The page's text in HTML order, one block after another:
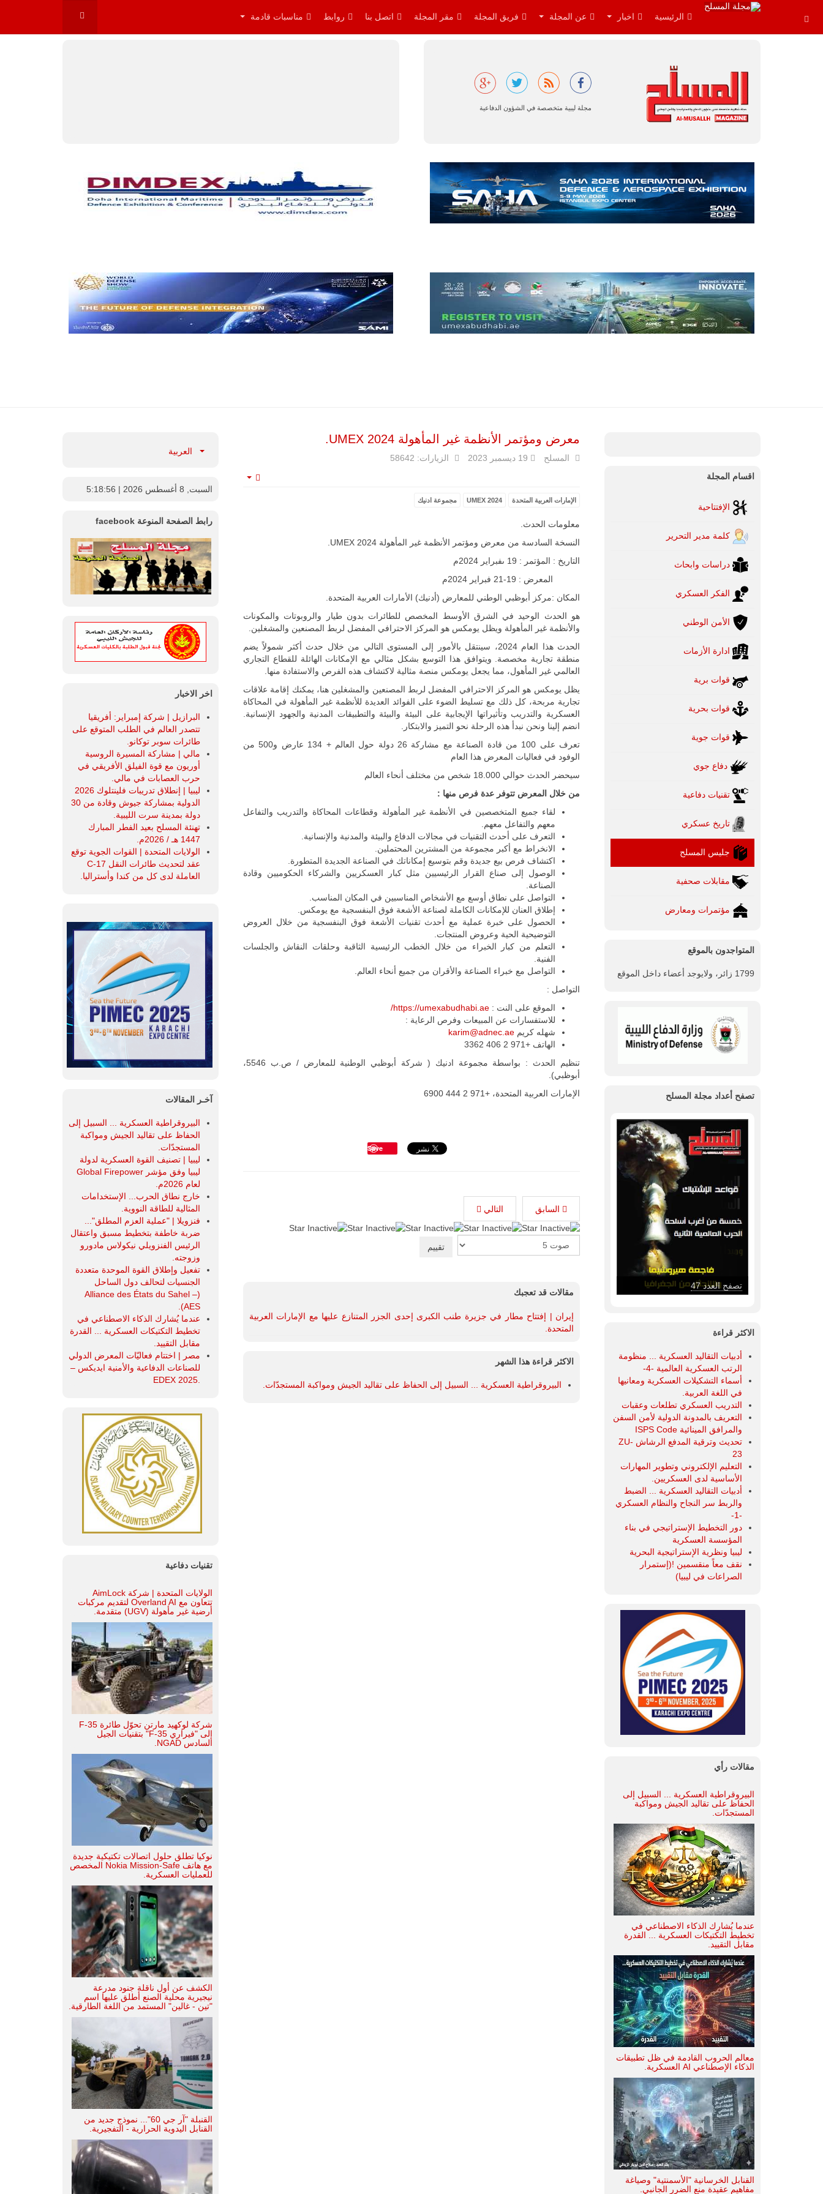
الرئيسية اخبار عن المجلة فريق المجلة مقر المجلة اتصل بنا روابط مناسبات قادمة
مجلة ليبية متخصصة في الشؤون الدفاعية
التحليق…
ليبيا | إنطلاق
تدريبات
فلينتلوك
2026 الدولية
في خطوة
تُوصف بأنها
اختبار عملي
جديد لإمكانية
تقريب
المسافات بين
منقسمة منذ…
معرض ومؤتمر الأنظمة غير المأهولة UMEX 2024.
المسلح 19 ديسمبر 2023 الزيارات: 58642
الإمارات العربية المتحدة UMEX 2024 مجموعة ادنيك
معلومات الحدث.
النسخة السادسة من معرض ومؤتمر الأنظمة غير المأهولة UMEX 2024.
التاريخ : المؤتمر : 19 ىفبراير 2024م
المعرض : 19-21 فبراير 2024م
المكان :مركز أبوظبي الوطني للمعارض (أدنيك) الأمارات العربية المتحدة.
هو الحدث الوحيد في الشرق الأوسط المخصص للطائرات بدون طيار والروبوتات والمكونات
والأنظمة غير المأهولة ويظل يومكس هو المركز الاحترافي المفضل لربط المصنعين والمشغلين.
الحدث هذا العام 2024، سينتقل بالأمور إلى المستوى التالي من خلال حدث أكثر شمولاً يضم
منطقة تجارية مخصصة. ويتوافق هذا التوسع بشكل مثالي مع الإمكانات الهائلة للقطاع التجاري
العالمي غير المأهول، مما يجعل يومكس منصة مثالية لاكتشاف هذه الفرص والاستفادة منها.
يظل يومكس هو المركز الاحترافي المفضل لربط المصنعين والمشغلين هنا، يمكنك إقامة علاقات
تجارية مربحة، كل ذلك مع تسليط الضوء على الفوائد العديدة للأنظمة غير المأهولة في المحاكاة
العسكرية والتدريب وتأثيراتها الإيجابية على البيئة والبيئة والتطبيقات المدنية والجهود الإنسانية.
انضم إلينا ونحن نبدأ هذه الرحلة نحو التميز والابتكار.
تعرف على 100 من قادة الصناعة مع مشاركة 26 دولة حول العالم + 134 عارض و500 من
الوفود في فعاليات المعرض هذا العام
سيحضر الحدث حوالي 18.000 شخص من مختلف أنحاء العالم
من خلال المعرض تتوفر عدة فرص منها :
لقاء جميع المتخصصين في الأنظمة غير المأهولة وقطاعات المحاكاة والتدريب والتفاعل
معهم والتفاعل معهم.
التعرف على أحدث التقنيات في مجالات الدفاع والبيئة والمدنية والإنسانية.
الانخراط مع أكبر مجموعة من المشترين المحتملين.
اكتشاف فرص بيع جديدة وقم بتوسيع إمكاناتك في الصناعة الجديدة المتطورة.
الوصول إلى صناع القرار الرئيسيين مثل كبار العسكريين والشركاء الحكوميين وقادة
الصناعة.
التواصل على نطاق أوسع مع الأشخاص المناسبين في المكان المناسب.
إطلاق العنان للإمكانات الكاملة لصناعة الأشعة فوق البنفسجية مع يومكس.
الحصول على خبرة عملية مع أحدث تقنيات الأشعة فوق البنفسجية من خلال العروض
التوضيحية الحية وعروض المنتجات.
التعلم من كبار الخبراء من خلال الخطب الرئيسية الثاقبة وحلقات النقاش والجلسات
الفنية.
التواصل مع خبراء الصناعة والأقران من جميع أنحاء العالم.
التواصل :
الموقع على النت : https://umexabudhabi.ae/
للاستفسارات عن المبيعات وفرص الرعاية :
شهله كريم karim@adnec.ae
الهاتف +971 2 406 3362
تنظيم الحدث : بواسطة مجموعة ادنيك ( شركة أبوظبي الوطنية للمعارض / ص.ب 5546،
أبوظبي).
الإمارات العربية المتحدة، +971 2 444 6900
Save
السابق التالي
Rate
مقالات قد تعجبك
إيران | إفتتاح مطار في جزيرة طنب الكبرى إحدى الجزر المتنازع عليها مع الإمارات العربية
المتحدة.
الاكثر قراءة هذا الشهر
البيروقراطية العسكرية ... السبيل إلى الحفاظ على تقاليد الجيش ومواكبة المستجدّات.
اقسام المجلة
الإفتتاحية
كلمة مدير التحرير
دراسات وابحاث
الفكر العسكري
الأمن الوطني
ادارة الأزمات
قوات برية
قوات بحرية
قوات جوية
دفاع جوي
تقنيات دفاعية
تاريخ عسكري
جليس المسلح
مقابلات صحفية
مؤتمرات ومعارض
المتواجدون بالموقع
1799 زائر، ولايوجد أعضاء داخل الموقع
تصفح أعداد مجلة المسلح
تصفح العدد 47
الاكثر قراءة
أدبيات التقاليد العسكرية ... منظومة
الرتب العسكرية العالمية -4-
أسماء التشكيلات العسكرية ومعانيها
في اللغة العربية.
التدريب العسكري تطلعات وعقبات
التعريف بالمدونة الدولية لأمن السفن
والمرافق المينائية ISPS Code
تحديث وترقية المدفع الرشاش ZU-
23
التعليم الإلكتروني وتطوير المهارات
الأساسية لدى العسكريين.
أدبيات التقاليد العسكرية ... الضبط
والربط سر النجاح والنظام العسكري
-1-
دور التخطيط الإستراتيجي في بناء
المؤسسة العسكرية
ليبيا ونظرية الإستراتيجية البحرية
نقف معاً منقسمين !(إستمرار
الصراعات في ليبيا)
مقالات رأي
البيروقراطية العسكرية ... السبيل إلى
الحفاظ على تقاليد الجيش ومواكبة
المستجدّات.
عندما يُشارك الذكاء الاصطناعي في
تخطيط التكتيكات العسكرية ... القدرة
مقابل التقييد.
معالم الحروب القادمة في ظل تطبيقات
الذكاء الإصطناعي AI العسكرية.
القنابل الخرسانية "الأسمنتية" وصياغة
مفاهيم عقيدة منع الضرر الجانبي.
العربية
السبت, 8 أغسطس 2026 | 5:18:57
رابط الصفحة المنوعة facebook
اخر الاخبار
البرازيل | شركة إمبراير: أفريقيا
تتصدر العالم في الطلب المتوقع على
طائرات سوبر توكانو.
مالي | مشاركة المسيرة الروسية
أوريون مع قوة الفيلق الأفريقي في
حرب العصابات في مالي.
ليبيا | إنطلاق تدريبات فلينتلوك 2026
الدولية بمشاركة جيوش وقادة من 30
دولة بمدينة سرت الليبية.
تهنئة المسلح بعيد الفطر المبارك
1447 هـ / 2026م.
الولايات المتحدة | القوات الجوية توقع
عقد لتحديث طائرات النقل C-17
العاملة لدى كل من كندا وأستراليا.
آخـر المقالات
البيروقراطية العسكرية ... السبيل إلى
الحفاظ على تقاليد الجيش ومواكبة
المستجدّات.
ليبيا | تصنيف القوة العسكرية لدولة
ليبيا وفق مؤشر Global Firepower
لعام 2026م.
خارج نطاق الحرب... الإستخدامات
المثالية للطاقة النووية.
فنزويلا | "عملية العزم المطلق"...
ضربة خاطفة بتخطيط مسبق واعتقال
الرئيس الفنزويلي نيكولاس مادورو
وزوجته.
تفعيل وإطلاق القوة الموحدة متعددة
الجنسيات لتحالف دول الساحل
(Alliance des États du Sahel –
AES).
عندما يُشارك الذكاء الاصطناعي في
تخطيط التكتيكات العسكرية ... القدرة
مقابل التقييد.
مصر | اختتام فعاليّات المعرض الدولي
للصناعات الدفاعية والأمنية ايديكس ‒
تقنيات دفاعية
الولايات المتحدة | شركة AimLock
تتعاون مع Overland AI لتقديم مركبات
أرضية غير مأهولة (UGV) متقدمة.
شركة لوكهيد مارتن تحوّل طائرة F-35
إلى "فيراري F-35" بتقنيات الجيل
السادس NGAD.
نوكيا تطلق حلول اتصالات تكتيكية جديدة
مع هاتف Nokia Mission-Safe المخصص
للعمليات العسكرية.
الكشف عن أول ناقلة جنود مدرعة
نيجيرية محلية الصنع أطلق عليها اسم
"تين - غالين" المستمد من اللغة الطارقية.
القنبلة "آر جي 60"... نموذج جديد من
القنابل اليدوية الحرارية - التفجيرية.